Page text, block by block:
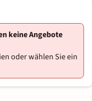
keine Angebote
oder wählen Sie ein